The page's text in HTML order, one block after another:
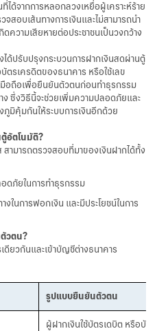
ด้จากการหลอกลวงเหยื่อผู้เคราะห์ร้าย
สอบเส้นทางการเงินและไม่สามารถนำ
ความเสียหายต่อประชาชนเป็นวงกว้าง
ด้ปรับปรุงกระบวนการฝากเงินสดผ่านตู้
ตรเครดิตของธนาคาร หรือใช้เลข
มือถือเพื่อยืนยันตัวตนก่อนทำธุรกรรม
ซึ่งวิธีนี้จะช่วยเพิ่มความปลอดภัยและ
ภูมิคุ้มกันให้ระบบการเงินอีกด้วย
อัตโนมัติ?
สามารถตรวจสอบที่มาของเงินฝากได้ทั้ง
ดภัยในการทำธุรกรรม
ในการฟอกเงิน และมีประโยชน์ในการ
วตน?
ดียวกันและเข้าบัญชีต่างธนาคาร
รูปแบบยืนยันตัวตน
ผู้ฝากเงินใช้บัตรเดบิต หรือบั